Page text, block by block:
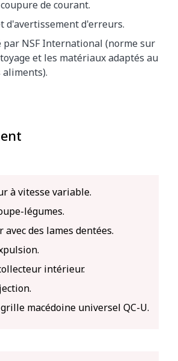
de courant.
d'avertissement d'erreurs.
NSF International (norme sur
et les matériaux adaptés au
aliments).
à vitesse variable.
légumes.
avec des lames dentées.
intérieur.
macédoine universel QC-U.